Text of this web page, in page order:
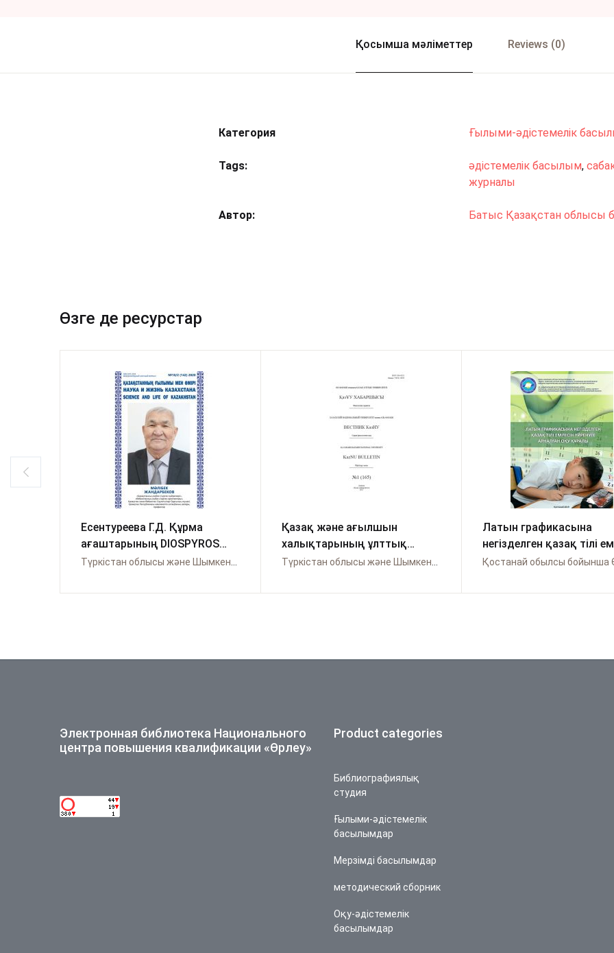
Қосымша мәліметтер Reviews (0)
Категория Ғылыми-әдістемелік
Tags: әдістемелік басылым,
журналы
Автор Батыс Қазақстан облысы
Өзге де ресурстар
Есентуреева Г.Д. Құрма
ағаштарының DIOSPYROS
туысының морфологиялық
үдерісінде зерттеу әдістері
Қазақ және ағылшын
халықтарының ұлттық
тағам атауларының тілдегі
Латын графикасына
негізделген қазақ тілі
үйренуге арналған оқу
Қостанай обылсы бойынша
Электронная библиотека Национального
центра повышения квалификации «Өрлеу»
Product categories
Библиографиялық
студия
Ғылыми-әдістемелік
басылымдар
Мерзімді басылымдар
методический сборник
Оқу-әдістемелік
басылымдар